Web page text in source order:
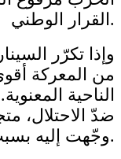
القرار الوطني.
وإذا تكرّر
من المعركة
الناحية
ضدّ الاحتلال،
وجّهت إليه بسبب حروبه.